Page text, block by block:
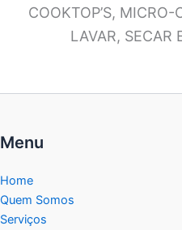
COOKTOP’S,
LAVAR, SECAR
Menu
Home
Quem Somos
Serviços